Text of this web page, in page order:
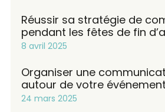
Réussir sa stratégie de
pendant les fêtes de fin
8 avril 2025
Organiser une
autour de votre événement
24 mars 2025